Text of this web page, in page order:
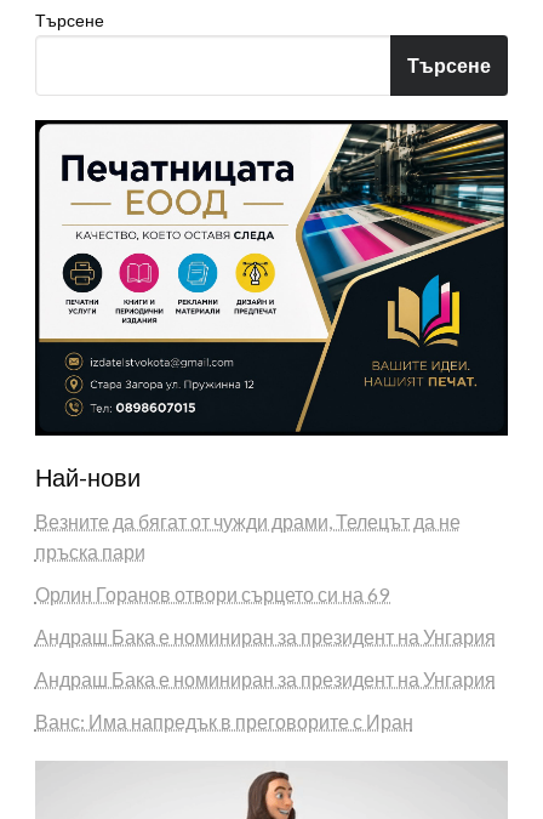
Търсене
Търсене
Най-нови
Везните да бягат от чужди драми, Телецът да не
пръска пари
Орлин Горанов отвори сърцето си на 69
Андраш Бака е номиниран за президент на Унгария
Андраш Бака е номиниран за президент на Унгария
Ванс: Има напредък в преговорите с Иран